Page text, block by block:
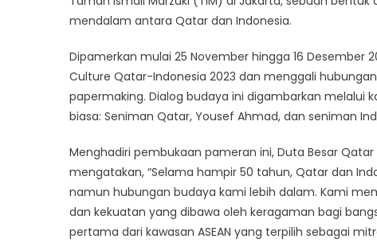
dari
Year
2023
mendalam antara Qatar dan Indonesia.
Dipamerkan mulai 25 November hingga 16 Desember
Culture Qatar-Indonesia 2023 dan menggali
papermaking. Dialog budaya ini digambarkan
biasa: Seniman Qatar, Yousef Ahmad, dan seniman
Menghadiri pembukaan pameran ini, Duta Besar
mengatakan, “Selama hampir 50 tahun, Qatar dan
namun hubungan budaya kami lebih dalam. Kami
dan kekuatan yang dibawa oleh keragaman bagi
pertama dari kawasan ASEAN yang terpilih sebagai